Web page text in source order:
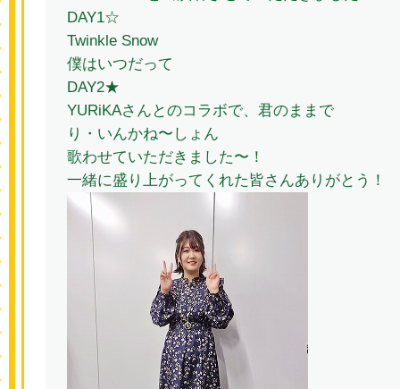
DAY1☆
Twinkle Snow
僕はいつだって
DAY2★
YURiKAさんとのコラボで、君のままで
り・いんかね〜しょん
歌わせていただきました〜！
一緒に盛り上がってくれた皆さんありがとう！